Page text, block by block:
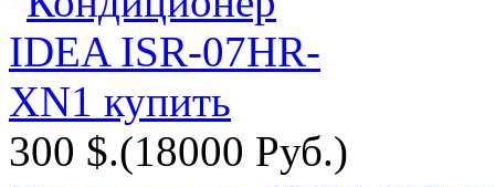
300 $.(18000 Руб.)